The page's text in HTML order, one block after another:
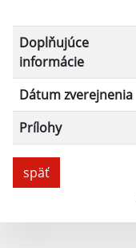
Doplňujúce
informácie
Dátum zverejnenia
Prílohy
späť